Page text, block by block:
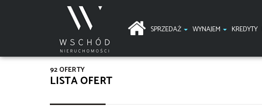
SPRZEDAŻ WYNAJEM KREDYTY
LISTA OFERT
92 OFERTY